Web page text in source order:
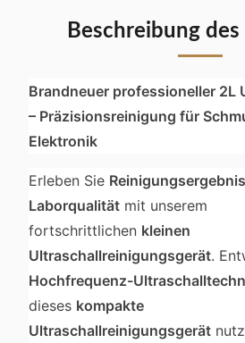
Beschreibung
Brandneuer professioneller 2L
– Präzisionsreinigung für
Elektronik
Erleben Sie
Laborqualität mit unserem
fortschrittlichen kleinen
Ultraschallreinigungsgerät.
Hochfrequenz-
dieses kompakte
Ultraschallreinigungsgerät